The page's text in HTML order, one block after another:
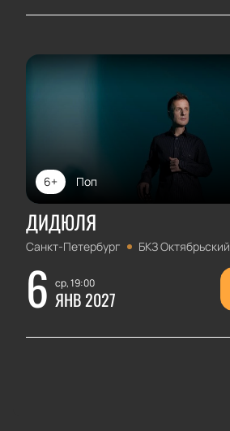
Поп
6+
ДИДЮЛЯ
Санкт-Петербург БКЗ Октябрьский
6 ср, 19:00
ЯНВ 2027